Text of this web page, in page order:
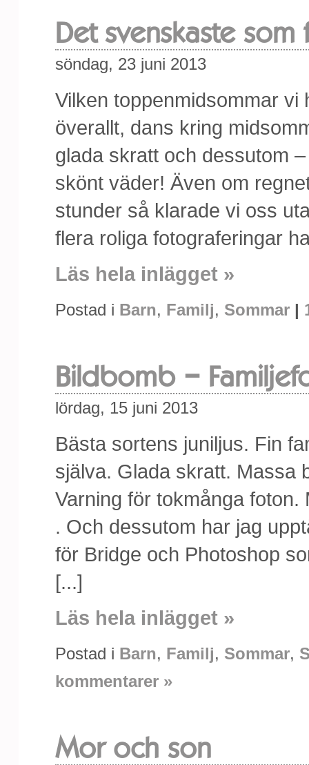
Det svenskaste som
söndag, 23 juni 2013
Vilken toppenmidsommar vi
överallt, dans kring
glada skratt och dessutom
skönt väder! Även om
stunder så klarade vi oss
flera roliga fotograferingar
Läs hela inlägget »
Postad i Barn, Familj, Sommar |
Bildbomb –
lördag, 15 juni 2013
Bästa sortens juniljus. Fin
själva. Glada skratt. Massa
Varning för tokmånga
. Och dessutom har jag
för Bridge och Photoshop
[...]
Läs hela inlägget »
Postad i Barn, Familj, Sommar,
kommentarer »
Mor och son